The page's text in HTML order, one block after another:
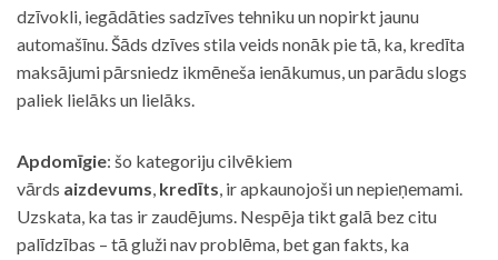
dzīvokli, iegādāties sadzīves tehniku un nopirkt jaunu
automašīnu. Šāds dzīves stila veids nonāk pie tā, ka, kredīta
maksājumi pārsniedz ikmēneša ienākumus, un parādu slogs
paliek lielāks un lielāks.
Apdomīgie: šo kategoriju cilvēkiem
vārds aizdevums, kredīts, ir apkaunojoši un nepieņemami.
Uzskata, ka tas ir zaudējums. Nespēja tikt galā bez citu
palīdzības – tā gluži nav problēma, bet gan fakts, ka